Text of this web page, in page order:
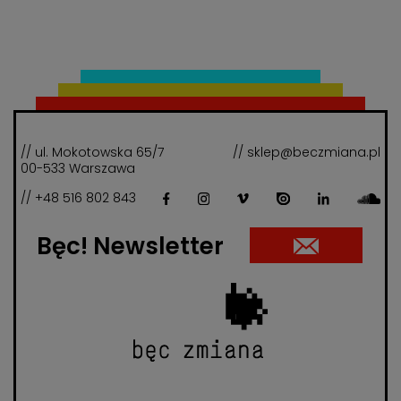
// ul. Mokotowska 65/7
00-533 Warszawa
// sklep@beczmiana.pl
// +48 516 802 843
Bęc! Newsletter